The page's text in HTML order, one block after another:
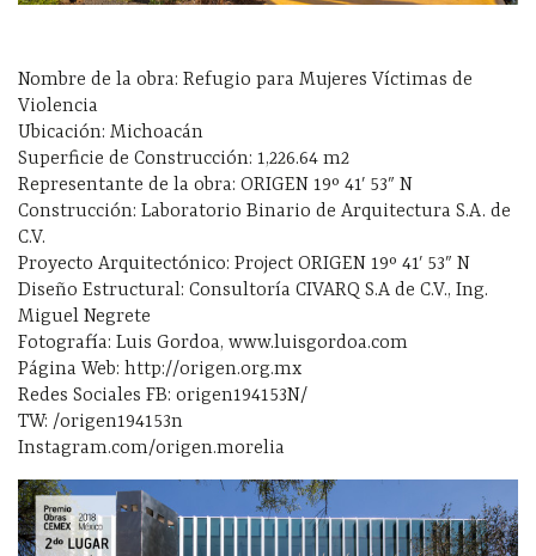
Nombre de la obra: Refugio para Mujeres Víctimas de
Violencia
Ubicación: Michoacán
Superficie de Construcción: 1,226.64 m2
Representante de la obra: ORIGEN 19º 41′ 53″ N
Construcción: Laboratorio Binario de Arquitectura S.A. de
C.V.
Proyecto Arquitectónico: Project ORIGEN 19º 41′ 53″ N
Diseño Estructural: Consultoría CIVARQ S.A de C.V., Ing.
Miguel Negrete
Fotografía: Luis Gordoa, www.luisgordoa.com
Página Web: http://origen.org.mx
Redes Sociales FB: origen194153N/
TW: /origen194153n
Instagram.com/origen.morelia